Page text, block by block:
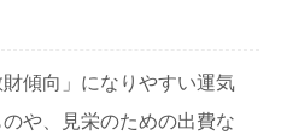
傾向」になりやすい運気
や、見栄のための出費な